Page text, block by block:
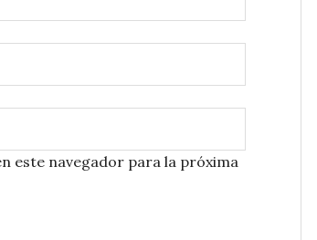
este navegador para la próxima